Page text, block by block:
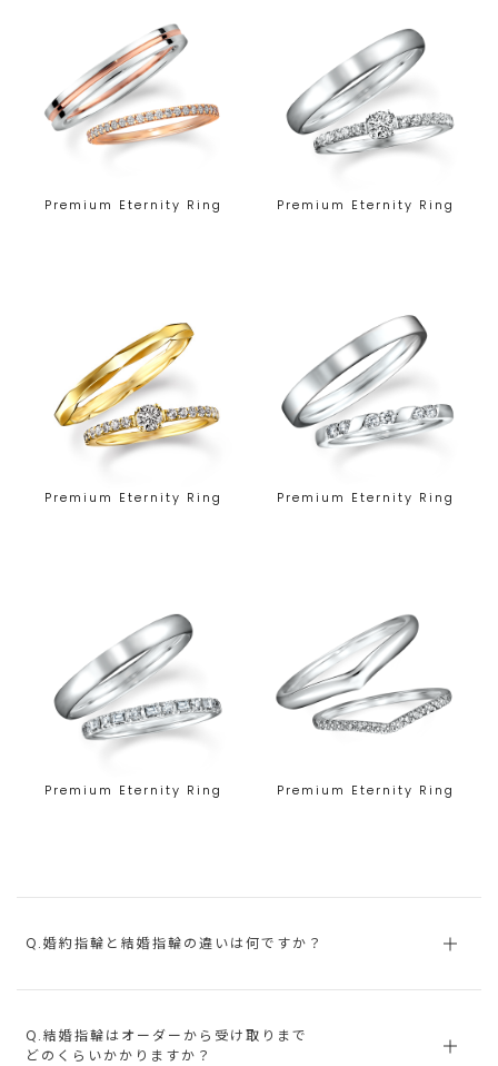
Premium Eternity Ring Premium Eternity Ring
Premium Eternity Ring Premium Eternity Ring
Premium Eternity Ring Premium Eternity Ring
Q.婚約指輪と結婚指輪の違いは何ですか？
Q.結婚指輪はオーダーから受け取りまで
どのくらいかかりますか？